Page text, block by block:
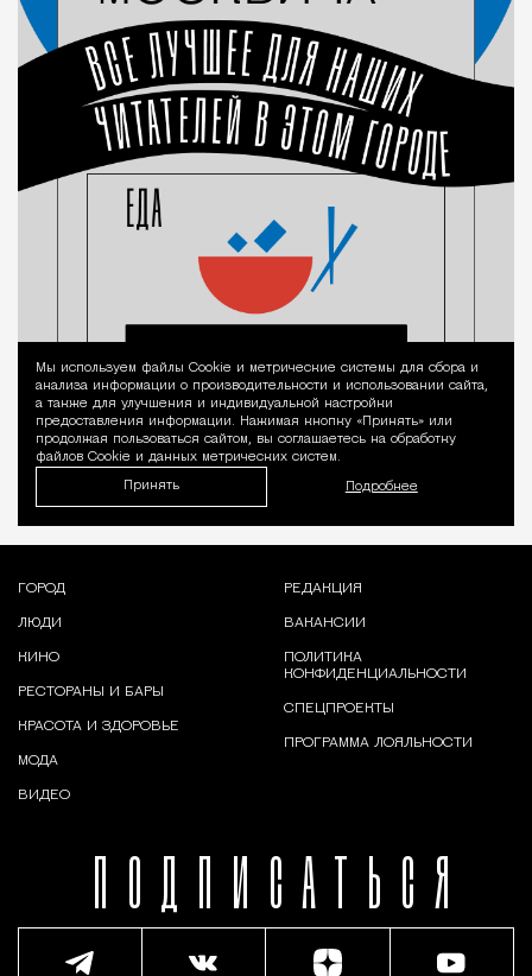
Уведомление
Мы используем файлы Сookie и метрические системы для сбора и
анализа информации о производительности и использовании сайта,
а также для улучшения и индивидуальной настройки
предоставления информации. Нажимая кнопку «Принять» или
продолжая пользоваться сайтом, вы соглашаетесь на обработку
файлов Cookie и данных метрических систем.
Принять Подробнее
ПОДПИСАТЬСЯ
ГОРОД
ЛЮДИ
КИНО
РЕСТОРАНЫ И БАРЫ
КРАСОТА И ЗДОРОВЬЕ
МОДА
ВИДЕО
РЕДАКЦИЯ
ВАКАНСИИ
ПОЛИТИКА
КОНФИДЕНЦИАЛЬНОСТИ
СПЕЦПРОЕКТЫ
ПРОГРАММА ЛОЯЛЬНОСТИ